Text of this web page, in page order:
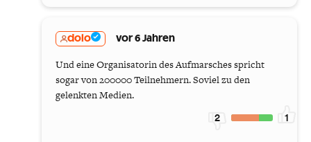
dolo vor 6 Jahren
Und eine Organisatorin des Aufmarsches spricht
sogar von 200000 Teilnehmern. Soviel zu den
gelenkten Medien.
2 1